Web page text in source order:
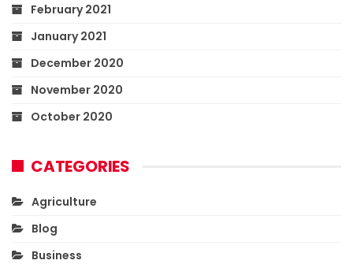
February 2021
January 2021
December 2020
November 2020
October 2020
CATEGORIES
Agriculture
Blog
Business